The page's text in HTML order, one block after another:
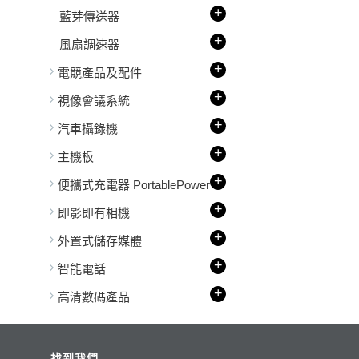
藍芽傳送器 +
風扇調速器 +
電競產品及配件 +
視像會議系統 +
汽車攝錄機 +
主機板 +
便攜式充電器 PortablePower +
即影即有相機 +
外置式儲存媒體 +
智能電話 +
高清數碼產品 +